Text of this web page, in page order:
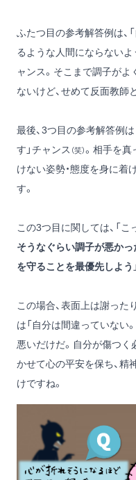
ふたつ目の参考解答例は、
るような人間にならない
ャンス。そこまで調子がよ
ないけど、せめて反面教師
最後、3つ目の参考解答例
す」チャンス （笑）。相手を真
けない姿勢・態度を身に着
す。
この3つ目に関しては、「
そうなぐらい調子が悪かっ
を守ることを最優先しよう
この場合、表面上は謝った
は「自分は間違っていない
悪いだけだ。自分が傷つく
かせて心の平安を保ち、精
けですね。